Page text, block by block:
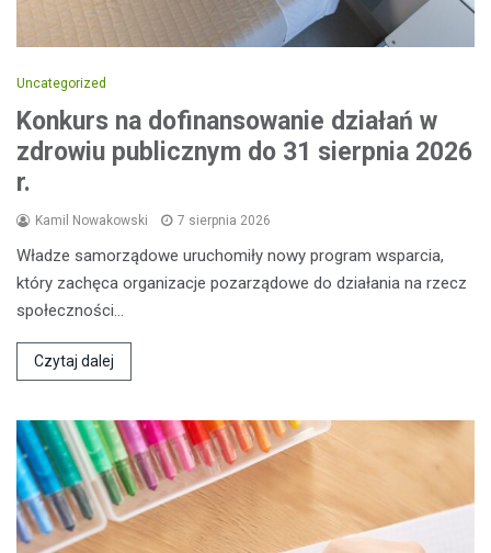
Uncategorized
Konkurs na dofinansowanie działań w
zdrowiu publicznym do 31 sierpnia 2026
r.
Kamil Nowakowski 7 sierpnia 2026
Władze samorządowe uruchomiły nowy program wsparcia,
który zachęca organizacje pozarządowe do działania na rzecz
społeczności…
Czytaj dalej